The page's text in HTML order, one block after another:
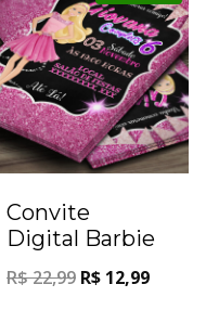
Convite
Digital Barbie
R$22,99 R$ 12,99